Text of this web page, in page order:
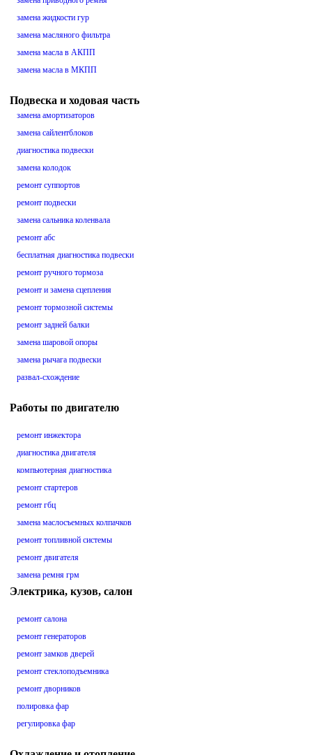
замена жидкости гур
замена масляного фильтра
замена масла в АКПП
замена масла в МКПП
Подвеска и ходовая часть
замена амортизаторов
замена сайлентблоков
диагностика подвески
замена колодок
ремонт суппортов
ремонт подвески
замена сальника коленвала
ремонт абс
бесплатная диагностика подвески
ремонт ручного тормоза
ремонт и замена сцепления
ремонт тормозной системы
ремонт задней балки
замена шаровой опоры
замена рычага подвески
развал-схождение
Работы по двигателю
ремонт инжектора
диагностика двигателя
компьютерная диагностика
ремонт стартеров
ремонт гбц
замена маслосъемных колпачков
ремонт топливной системы
ремонт двигателя
замена ремня грм
Электрика, кузов, салон
ремонт салона
ремонт генераторов
ремонт замков дверей
ремонт стеклоподъемника
ремонт дворников
полировка фар
регулировка фар